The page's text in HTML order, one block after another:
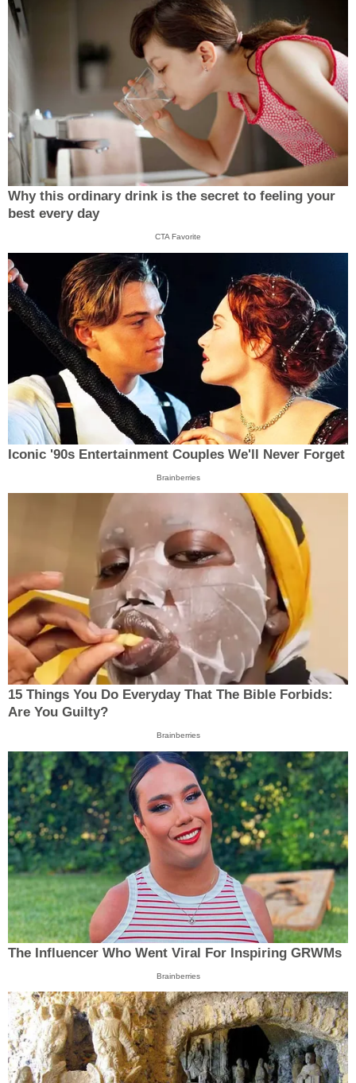
Why this ordinary drink is the secret to feeling your
best every day
CTA Favorite
Iconic '90s Entertainment Couples We'll Never Forget
Brainberries
15 Things You Do Everyday That The Bible Forbids:
Are You Guilty?
Brainberries
The Influencer Who Went Viral For Inspiring GRWMs
Brainberries